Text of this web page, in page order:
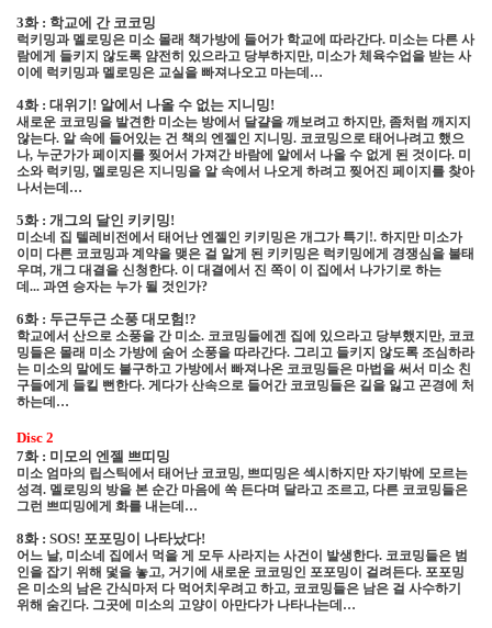
3화 : 학교에 간 코코밍
럭키밍과 멜로밍은 미소 몰래 책가방에 들어가 학교에 따라간다. 미소는 다른 사
람에게 들키지 않도록 얌전히 있으라고 당부하지만, 미소가 체육수업을 받는 사
이에 럭키밍과 멜로밍은 교실을 빠져나오고 마는데 …
4화 : 대위기 ! 알에서 나올 수 없는 지니밍!
새로운 코코밍을 발견한 미소는 방에서 달걀을 깨보려고 하지만, 좀처럼 깨지지
않는다. 알 속에 들어있는 건 책의 엔젤인 지니밍. 코코밍으로 태어나려고 했으
나, 누군가가 페이지를 찢어서 가져간 바람에 알에서 나올 수 없게 된 것이다. 미
소와 럭키밍, 멜로밍은 지니밍을 알 속에서 나오게 하려고 찢어진 페이지를 찾아
나서는데 …
5화 : 개그의 달인 키키밍!
미소네 집 텔레비전에서 태어난 엔젤인 키키밍은 개그가 특기 !. 하지만 미소가
이미 다른 코코밍과 계약을 맺은 걸 알게 된 키키밍은 럭키밍에게 경쟁심을 불태
우며, 개그 대결을 신청한다. 이 대결에서 진 쪽이 이 집에서 나가기로 하는
데 ... 과연 승자는 누가 될 것인가?
6화 : 두근두근 소풍 대모험 !?
학교에서 산으로 소풍을 간 미소. 코코밍들에겐 집에 있으라고 당부했지만, 코코
밍들은 몰래 미소 가방에 숨어 소풍을 따라간다. 그리고 들키지 않도록 조심하라
는 미소의 말에도 불구하고 가방에서 빠져나온 코코밍들은 마법을 써서 미소 친
구들에게 들킬 뻔한다. 게다가 산속으로 들어간 코코밍들은 길을 잃고 곤경에 처
하는데 …
Disc 2
7화 : 미모의 엔젤 쁘띠밍
미소 엄마의 립스틱에서 태어난 코코밍, 쁘띠밍은 섹시하지만 자기밖에 모르는
성격. 멜로밍의 방을 본 순간 마음에 쏙 든다며 달라고 조르고, 다른 코코밍들은
그런 쁘띠밍에게 화를 내는데 …
8화 : SOS! 포포밍이 나타났다!
어느 날, 미소네 집에서 먹을 게 모두 사라지는 사건이 발생한다. 코코밍들은 범
인을 잡기 위해 덫을 놓고, 거기에 새로운 코코밍인 포포밍이 걸려든다. 포포밍
은 미소의 남은 간식마저 다 먹어치우려고 하고, 코코밍들은 남은 걸 사수하기
위해 숨긴다. 그곳에 미소의 고양이 아만다가 나타나는데 …